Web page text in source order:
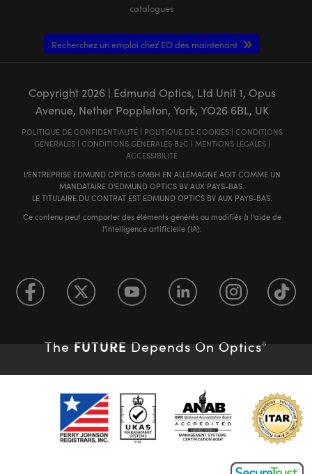
catalogues
Recherchez un emploi chez EO dès maintenant
Copyright 2026| Edmund Optics, Ltd Unit 1, Opus
Avenue, Nether Poppleton, York, YO26 6BL, UK
POLITIQUE DE CONFIDENTIALITÉ| POLITIQUE DE COOKIES| CONDITIONS
GÉNÈRALES| CONDITIONS GÉNÈRALES B2C | MENTIONS LÉGALES|
ACCESSIBILITÉ
L'ENTREPRISE EDMUND OPTICS GMBH EN ALLEMAGNE AGIT COMME UN
MANDATAIRE D'EDMUND OPTICS BV AUX PAYS-BAS.
LE TITULAIRE DU CONTRAT EST EDMUND OPTICS BV AUX PAYS-BAS.
Ce contenu peut comporter des éléments générés ou modifiés à l'aide de
l'intelligence artificielle (IA).
The FUTURE Depends On Optics®